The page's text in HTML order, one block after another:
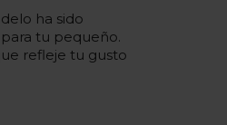
ha sido
tu pequeño.
refleje tu gusto